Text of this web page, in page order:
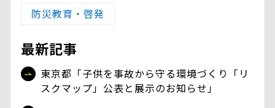
防災教育・啓発
最新記事
東京都「子供を事故から守る環境づくり「リ
スクマップ」公表と展示のお知らせ」